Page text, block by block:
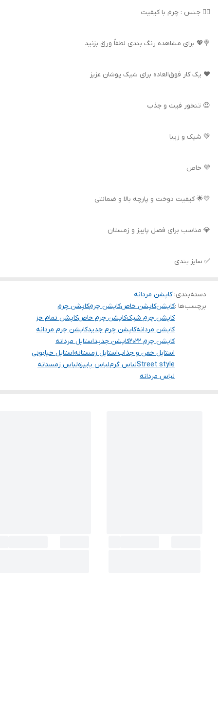
👌🏻 جنس : چرم با کیفیت
🍭💖 برای مشاهده رنگ بندی لطفاً ورق بزنید
❤️ یک کار فوق‌العاده برای شیک پوشان عزیز
😍 تنخور فیت و جذب
💚 شیک و زیبا
💜 خاص
💛🌟 کیفیت دوخت و پارچه بالا و ضمانتی
💎 مناسب برای فصل پاییز و زمستان
✅ سایز بندی
دسته‌بندی:کاپشن مردانه
برچسب‌ها :کاپشنکاپشن خاصکاپشن چرمکاپشن چرم
کاپشن چرم شیککاپشن چرم خاصکاپشن تمام خز
کاپشن مردانهکاپشن چرم جدیدکاپشن چرم مردانه
کاپشن چرم ۲۰۲۲
کاپشن جدیداستایل مردانه
استایل خفن و جذاباستایل زمستانهاستایل خیابونی
Street styleلباس گرملباس پاییزهلباس زمستانه
لباس مردانه